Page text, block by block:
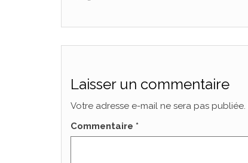
Laisser un commentaire
Votre adresse e-mail ne sera pas publiée.
Commentaire *